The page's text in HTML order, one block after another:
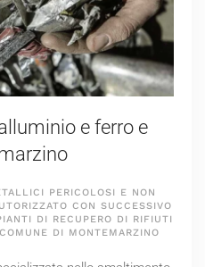
e ferro e
PERICOLOSI E NON
CON SUCCESSIVO
DI RECUPERO DI RIFIUTI
DI MONTEMARZINO